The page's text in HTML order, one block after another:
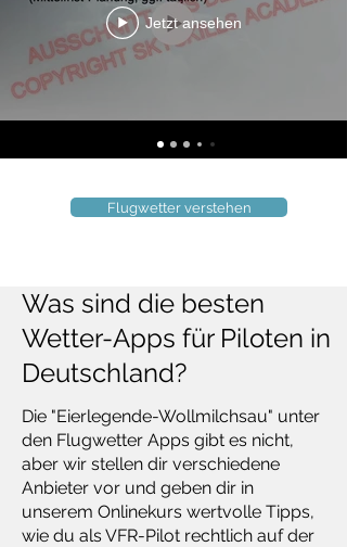
Jetzt ansehen
Flugwetter verstehen
Was sind die besten
Wetter-Apps für Piloten in
Deutschland?
Die "Eierlegende-Wollmilchsau" unter
den Flugwetter Apps gibt es nicht,
aber wir stellen dir verschiedene
Anbieter vor und geben dir in
unserem Onlinekurs wertvolle Tipps,
wie du als VFR-Pilot rechtlich auf der